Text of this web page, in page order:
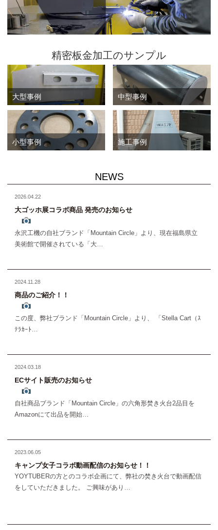
精密板金加工のサンプル
大型事例 中型事例
小型事例 施工事例
NEWS
2026.04.22
大ゴッホ展コラボ商品 発売のお知らせ
永沢工機の自社ブランド「Mountain Circle」より、現在福島県立
美術館で開催されている「大…
2024.11.28
商品のご紹介！！
この度、弊社ブランド「Mountain Circle」より、 「Stella Cart（ｽ
ﾃﾗｶｰﾄ…
2024.03.18
ECサイト販売のお知らせ
自社商品ブランド「Mountain Circle」の六角形焚き火台2品目を
Amazonにて出品を開始…
2023.06.05
キャンプ女子コラボ動画配信のお知らせ！！
YOYTUBERの方とのコラボ企画にて、弊社の焚き火台で動画配信
をしていただきました。 ご興味があり…